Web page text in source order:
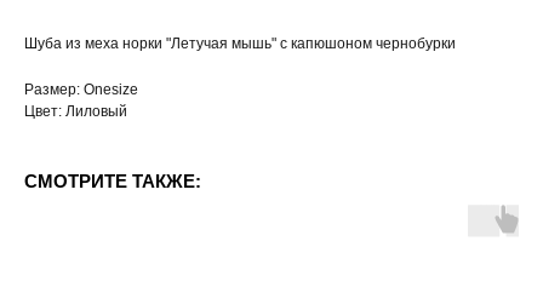
Шуба из меха норки "Летучая мышь" с капюшоном чернобурки
Размер: Onesize
Цвет: Лиловый
СМОТРИТЕ ТАКЖЕ: